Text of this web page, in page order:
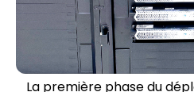
La première phase du